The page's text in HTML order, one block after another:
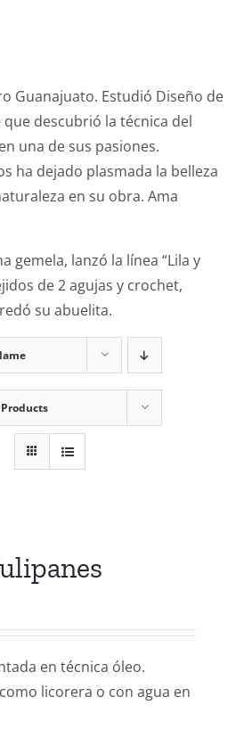
Guanajuato. Estudió Diseño de
descubrió la técnica del
una de sus pasiones.
ha dejado plasmada la belleza
en su obra. Ama
gemela, lanzó la línea “Lila y
de 2 agujas y crochet,
su abuelita.
en técnica óleo.
licorera o con agua en